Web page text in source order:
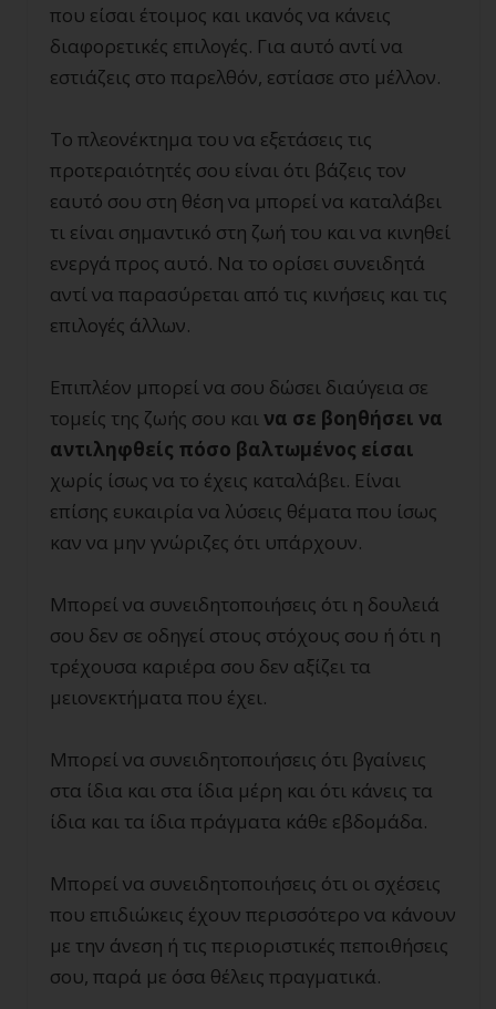
που είσαι έτοιμος και ικανός να κάνεις
διαφορετικές επιλογές. Για αυτό αντί να
εστιάζεις στο παρελθόν, εστίασε στο μέλλον.
Το πλεονέκτημα του να εξετάσεις τις
προτεραιότητές σου είναι ότι βάζεις τον
εαυτό σου στη θέση να μπορεί να καταλάβει
τι είναι σημαντικό στη ζωή του και να κινηθεί
ενεργά προς αυτό. Να το ορίσει συνειδητά
αντί να παρασύρεται από τις κινήσεις και τις
επιλογές άλλων.
Επιπλέον μπορεί να σου δώσει διαύγεια σε
τομείς της ζωής σου καινα σε βοηθήσει να
αντιληφθείς πόσο βαλτωμένος είσαι
χωρίς ίσως να το έχεις καταλάβει. Είναι
επίσης ευκαιρία να λύσεις θέματα που ίσως
καν να μην γνώριζες ότι υπάρχουν.
Μπορεί να συνειδητοποιήσεις ότι η δουλειά
σου δεν σε οδηγεί στους στόχους σου ή ότι η
τρέχουσα καριέρα σου δεν αξίζει τα
μειονεκτήματα που έχει.
Μπορεί να συνειδητοποιήσεις ότι βγαίνεις
στα ίδια και στα ίδια μέρη και ότι κάνεις τα
ίδια και τα ίδια πράγματα κάθε εβδομάδα.
Μπορεί να συνειδητοποιήσεις ότι οι σχέσεις
που επιδιώκεις έχουν περισσότερο να κάνουν
με την άνεση ή τις περιοριστικές πεποιθήσεις
σου, παρά με όσα θέλεις πραγματικά.